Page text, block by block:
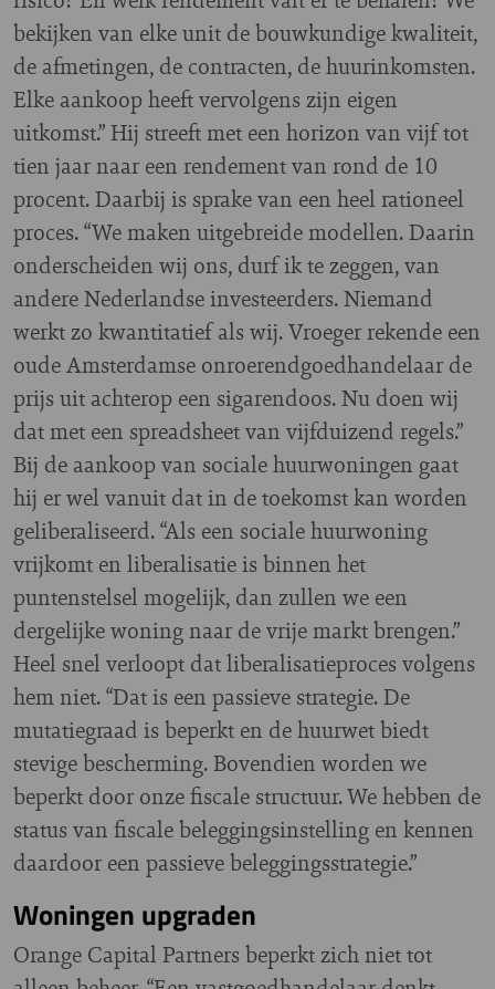
bekijken van elke unit de bouwkundige kwaliteit,
de afmetingen, de contracten, de huurinkomsten.
Elke aankoop heeft vervolgens zijn eigen
uitkomst.” Hij streeft met een horizon van vijf tot
tien jaar naar een rendement van rond de 10
procent. Daarbij is sprake van een heel rationeel
proces. “We maken uitgebreide modellen. Daarin
onderscheiden wij ons, durf ik te zeggen, van
andere Nederlandse investeerders. Niemand
werkt zo kwantitatief als wij. Vroeger rekende een
oude Amsterdamse onroerendgoedhandelaar de
prijs uit achterop een sigarendoos. Nu doen wij
dat met een spreadsheet van vijfduizend regels.”
Bij de aankoop van sociale huurwoningen gaat
hij er wel vanuit dat in de toekomst kan worden
geliberaliseerd. “Als een sociale huurwoning
vrijkomt en liberalisatie is binnen het
puntenstelsel mogelijk, dan zullen we een
dergelijke woning naar de vrije markt brengen.”
Heel snel verloopt dat liberalisatieproces volgens
hem niet. “Dat is een passieve strategie. De
mutatiegraad is beperkt en de huurwet biedt
stevige bescherming. Bovendien worden we
beperkt door onze fiscale structuur. We hebben de
status van fiscale beleggingsinstelling en kennen
daardoor een passieve beleggingsstrategie.”
Woningen upgraden
Orange Capital Partners beperkt zich niet tot